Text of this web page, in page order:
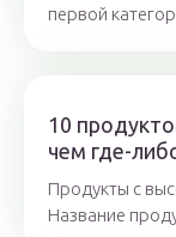
первой
10
чем где-
Продукты с
Название